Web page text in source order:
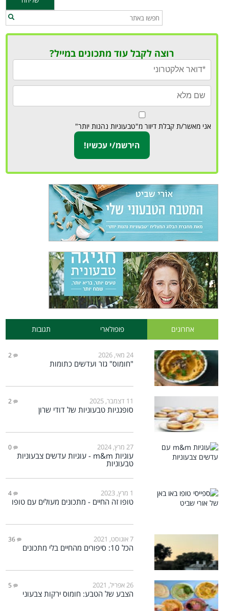
רוצה לקבל עוד מתכונים במייל?
אני מאשר/ת קבלת דיוור מ"טבעוניות נהנות יותר"
אחרונים פופולארי תגובות
24 מאי, 2026 2
"חומוס" גזר ועדשים כתומות
11 דצמבר, 2025 2
סופגניות טבעוניות של דודי שרון
27 מרץ, 2024 0
עוגיות m&m - עוגיות עדשים צבעוניות
טבעוניות
1 מרץ, 2023 4
טופו זה החיים - מתכונים מעולים עם טופו
7 אוגוסט, 2021 36
הכל 10: סיפורים מהחיים בלי מתכונים
26 אפריל, 2021 5
הצבע של הטבע: חומוס ירקות צבעוני